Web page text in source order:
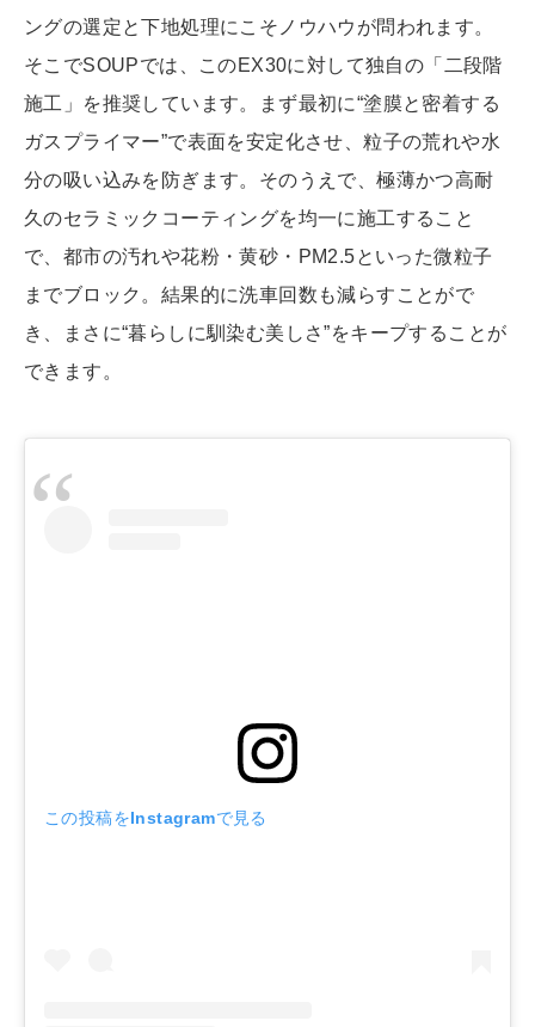
ングの選定と下地処理にこそノウハウが問われます。
そこでSOUPでは、このEX30に対して独自の「二段階
施工」を推奨しています。まず最初に“塗膜と密着する
ガスプライマー”で表面を安定化させ、粒子の荒れや水
分の吸い込みを防ぎます。そのうえで、極薄かつ高耐
久のセラミックコーティングを均一に施工すること
で、都市の汚れや花粉・黄砂・PM2.5といった微粒子
までブロック。結果的に洗車回数も減らすことがで
き、まさに“暮らしに馴染む美しさ”をキープすることが
できます。
この投稿をInstagramで見る